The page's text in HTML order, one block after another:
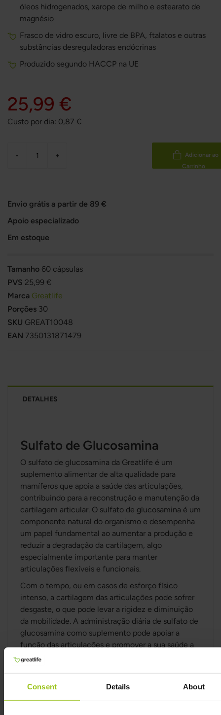
Consent Details About
óleos hidrogenados, xarope de milho e estearato de
magnésio
Frasco de vidro escuro, livre de BPA, ftalatos e outras
substâncias desreguladoras endócrinas
Produzido segundo HACCP na UE
25,99 €
Custo por dia: 0,87 €
- +
Adicionar ao
Carrinho
Envio grátis a partir de 89 €
Apoio especializado
Em estoque
Tamanho 60 cápsulas
PVS 25,99 €
Marca Greatlife
Porções 30
SKU GREAT10048
EAN 7350131871479
DETALHES
Sulfato de Glucosamina
O sulfato de glucosamina da Greatlife é um
suplemento alimentar de alta qualidade para
mamíferos que apoia a saúde das articulações,
contribuindo para a reconstrução e manutenção da
cartilagem articular. O sulfato de glucosamina é um
componente natural do organismo e desempenha
um papel fundamental ao aumentar a produção e
reduzir a degradação da cartilagem, algo
especialmente importante para manter
articulações flexíveis e funcionais.
Com o tempo, ou em casos de esforço físico
intenso, a cartilagem das articulações pode sofrer
desgaste, o que pode levar a rigidez e diminuição
da mobilidade. A administração diária de sulfato de
glucosamina como suplemento pode apoiar a
função das articulações e promover a sua saúde a
longo prazo. Isto faz dele uma escolha
acrescida de suporte articular.